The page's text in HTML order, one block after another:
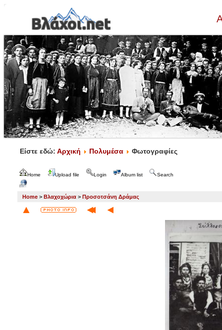
Είστε εδώ: Αρχική Πολυμέσα Φωτογραφίες
Home Upload file Login Album list Search
Home > Βλαχοχώρια > Προσοτσάνη Δράμας